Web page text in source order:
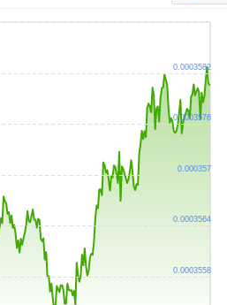
0.0003558
0.0003564
0.000357
0.0003576
0.0003582